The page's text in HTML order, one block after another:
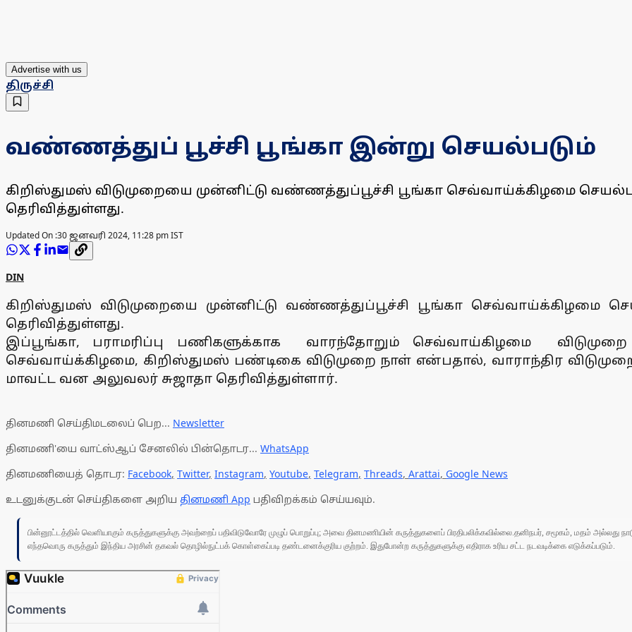
Advertise with us
திருச்சி
வண்ணத்துப் பூச்சி பூங்கா இன்று செயல்படும்
கிறிஸ்துமஸ் விடுமுறையை முன்னிட்டு வண்ணத்துப்பூச்சி பூங்கா செவ்வாய்க்கிழமை
தெரிவித்துள்ளது.
Updated On :30 ஜனவரி 2024, 11:28 pm IST
DIN
கிறிஸ்துமஸ் விடுமுறையை முன்னிட்டு வண்ணத்துப்பூச்சி பூங்கா செவ்வாய்க்கிழமை
தெரிவித்துள்ளது.
இப்பூங்கா, பராமரிப்பு பணிகளுக்காக வாரந்தோறும் செவ்வாய்கிழமை
செவ்வாய்க்கிழமை, கிறிஸ்துமஸ் பண்டிகை விடுமுறை நாள் என்பதால், வாராந்திர
மாவட்ட வன அலுவலர் சுஜாதா தெரிவித்துள்ளார்.
தினமணி செய்திமடலைப் பெற... Newsletter
தினமணி'யை வாட்ஸ்ஆப் சேனலில் பின்தொடர... WhatsApp
தினமணியைத் தொடர: Facebook, Twitter, Instagram, Youtube, Telegram, Threads, Arattai, Google News
உடனுக்குடன் செய்திகளை அறிய தினமணி App பதிவிறக்கம் செய்யவும்.
பின்னூட்டத்தில் வெளியாகும் கருத்துகளுக்கு அவற்றைப் பதிவிடுவோரே முழுப் பொறுப்பு; அவை தினமணியின் கருத்துகளைப் பிரதிபலிக்கவில்லை.தனிநபர், சமூகம், மதம் அல்லது
எந்தவொரு கருத்தும் இந்திய அரசின் தகவல் தொழில்நுட்பக் கொள்கைப்படி தண்டனைக்குரிய குற்றம். இதுபோன்ற கருத்துகளுக்கு எதிராக உரிய சட்ட நடவடிக்கை எடுக்கப்படும்.